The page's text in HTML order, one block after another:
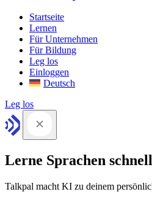
Startseite
Lernen
Für Unternehmen
Für Bildung
Leg los
Einloggen
Deutsch
Leg los
Lerne Sprachen
Talkpal macht KI zu deinem